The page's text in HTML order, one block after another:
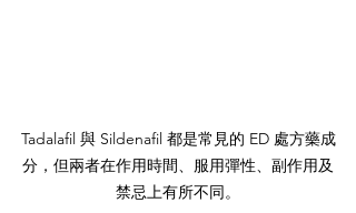
Tadalafil 與 Sildenafil 都是常見的 ED 處方藥成
分，但兩者在作用時間、服用彈性、副作用及
禁忌上有所不同。